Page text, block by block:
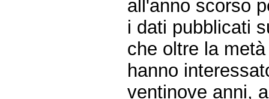
all'anno scorso
i dati pubblicati
che oltre la
hanno
ventinove anni,